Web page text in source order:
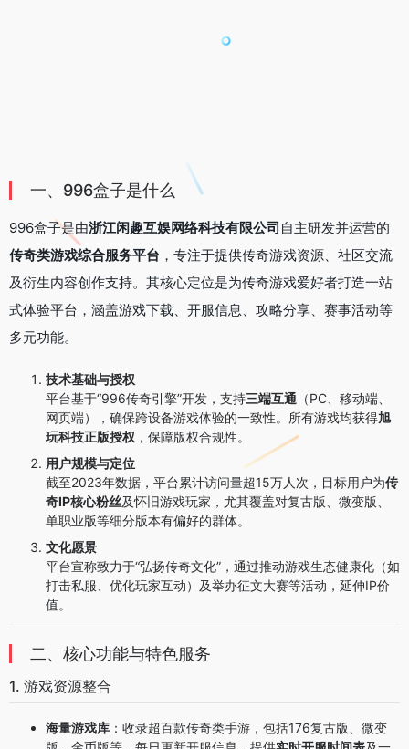
一、996盒子是什么
996盒子是由浙江闲趣互娱网络科技有限公司 自主研发并运营的
传奇类游戏综合服务平台 ，专注于提供传奇游戏资源、社区交流
及衍生内容创作支持。其核心定位是为传奇游戏爱好者打造一站
式体验平台，涵盖游戏下载、开服信息、攻略分享、赛事活动等
多元功能。
技术基础与授权
平台基于“996传奇引擎”开发，支持三端互通 （PC、移动端、
网页端），确保跨设备游戏体验的一致性。所有游戏均获得旭
玩科技正版授权 ，保障版权合规性。
用户规模与定位
截至2023年数据，平台累计访问量超15万人次，目标用户为传
奇IP核心粉丝及怀旧游戏玩家，尤其覆盖对复古版、微变版、
单职业版等细分版本有偏好的群体。
文化愿景
平台宣称致力于“弘扬传奇文化”，通过推动游戏生态健康化（如
打击私服、优化玩家互动）及举办征文大赛等活动，延伸IP价
值。
二、核心功能与特色服务
1. 游戏资源整合
海量游戏库 ：收录超百款传奇类手游，包括176复古版、微变